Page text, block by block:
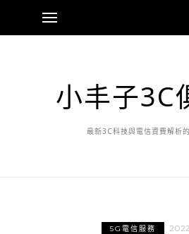
小丰子3C
最新3C科技與電信資費解析
5G電信服務